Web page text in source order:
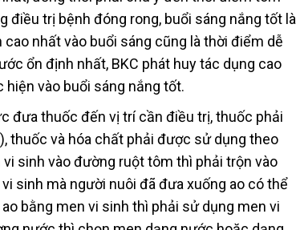
điều trị bệnh đóng rong, buổi sáng nắng tốt là
nhất vào buổi sáng cũng là thời điểm dễ
ổn định nhất, BKC phát huy tác dụng cao
vào buổi sáng nắng tốt.
đưa thuốc đến vị trí cần điều trị, thuốc phải
thuốc và hóa chất phải được sử dụng theo
sinh vào đường ruột tôm thì phải trộn vào
sinh mà người nuôi đã đưa xuống ao có thể
bằng men vi sinh thì phải sử dụng men vi